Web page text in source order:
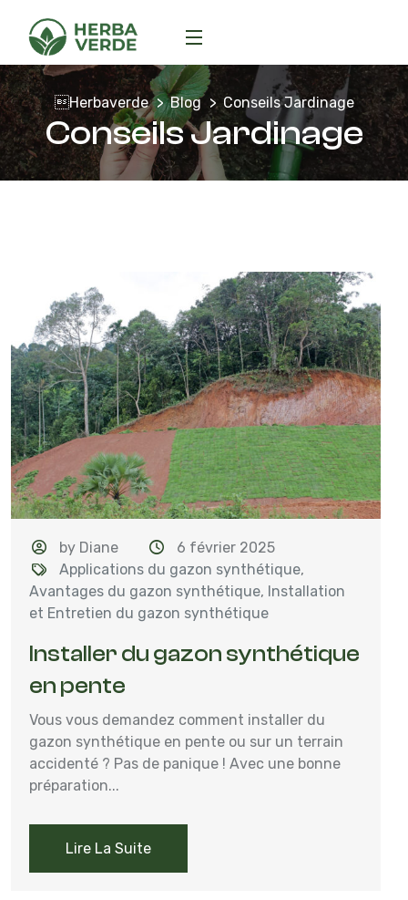
Herbaverde Blog Conseils Jardinage
Conseils Jardinage
by Diane
6 février 2025
Applications du gazon synthétique,
Avantages du gazon synthétique, Installation
et Entretien du gazon synthétique
Installer du gazon synthétique
en pente
Vous vous demandez comment installer du
gazon synthétique en pente ou sur un terrain
accidenté ? Pas de panique ! Avec une bonne
préparation...
Lire La Suite